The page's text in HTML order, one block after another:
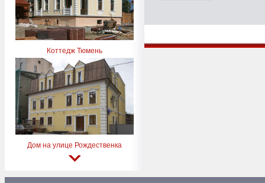
Коттедж Тюмень
Дом на улице Рождественка